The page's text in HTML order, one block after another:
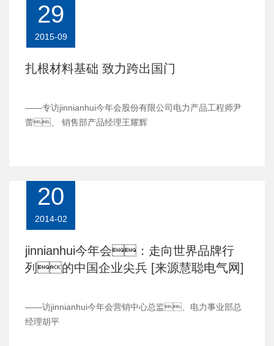
扎根材料基础 致力跨出国门
——专访jinnianhui今年会股份有限公司电力产品工程师尹
蕾、 销售部产品经理王耀辉
29
2015-09
jinnianhui今年会：走向世界品牌行
列的中国企业尖兵 [来源慧聪电气网]
——访jinnianhui今年会营销中心总监、电力事业部总
经理胡平
20
2014-02